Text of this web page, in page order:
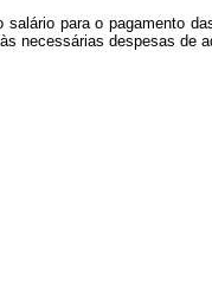
para o pagamento
necessárias despesas de